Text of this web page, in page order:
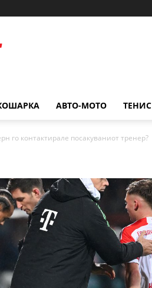
АВТО-МОТО ТЕНИС
го контактирале посакуваниот тренер?